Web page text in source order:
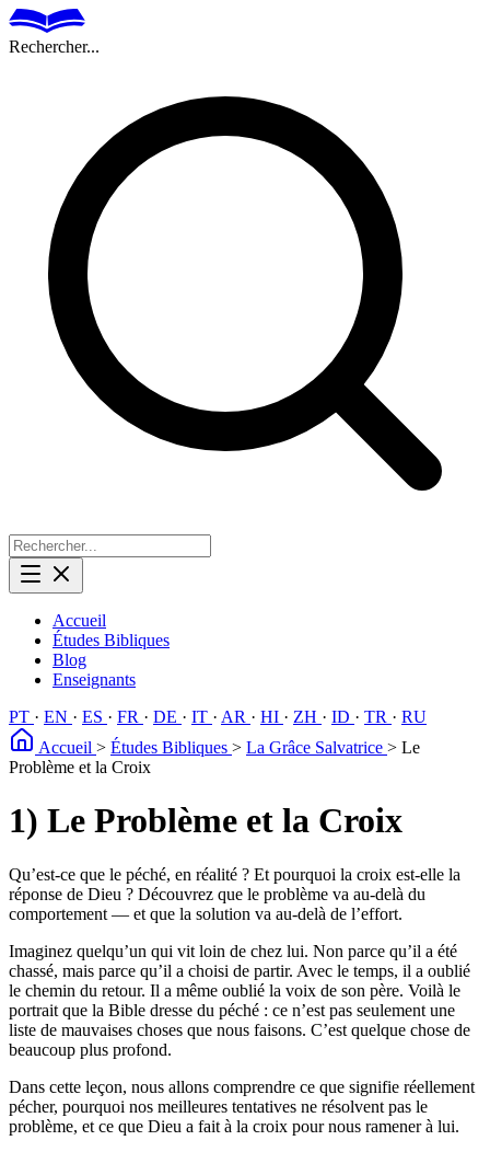
Rechercher...
Accueil
Études Bibliques
Blog
Enseignants
PT · EN · ES · FR · DE · IT · AR · HI · ZH · ID · TR · RU
Accueil > Études Bibliques > La Grâce Salvatrice > Le
Problème et la Croix
1) Le Problème et la Croix
Qu’est-ce que le péché, en réalité ? Et pourquoi la croix est-elle la
réponse de Dieu ? Découvrez que le problème va au-delà du
comportement — et que la solution va au-delà de l’effort.
Imaginez quelqu’un qui vit loin de chez lui. Non parce qu’il a été
chassé, mais parce qu’il a choisi de partir. Avec le temps, il a oublié
le chemin du retour. Il a même oublié la voix de son père. Voilà le
portrait que la Bible dresse du péché : ce n’est pas seulement une
liste de mauvaises choses que nous faisons. C’est quelque chose de
beaucoup plus profond.
Dans cette leçon, nous allons comprendre ce que signifie réellement
pécher, pourquoi nos meilleures tentatives ne résolvent pas le
problème, et ce que Dieu a fait à la croix pour nous ramener à lui.